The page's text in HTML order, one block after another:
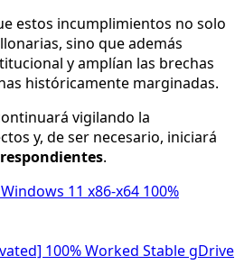
estos incumplimientos no solo
sino que además
y amplían las brechas
históricamente marginadas.
vigilando la
y, de ser necesario, iniciará
.
11 x86-x64 100%
100% Worked Stable gDrive